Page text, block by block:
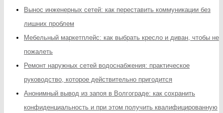
Вынос инженерных сетей: как переставить коммуникации без
лишних проблем
Мебельный маркетплейс: как выбрать кресло и диван, чтобы не
пожалеть
Ремонт наружных сетей водоснабжения: практическое
руководство, которое действительно пригодится
Анонимный вывод из запоя в Волгограде: как сохранить
конфиденциальность и при этом получить квалифицированную